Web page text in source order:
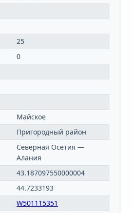
25
0
Майское
Пригородный район
Северная Осетия —
Алания
43.187097550000004
44.7233193
W501115351